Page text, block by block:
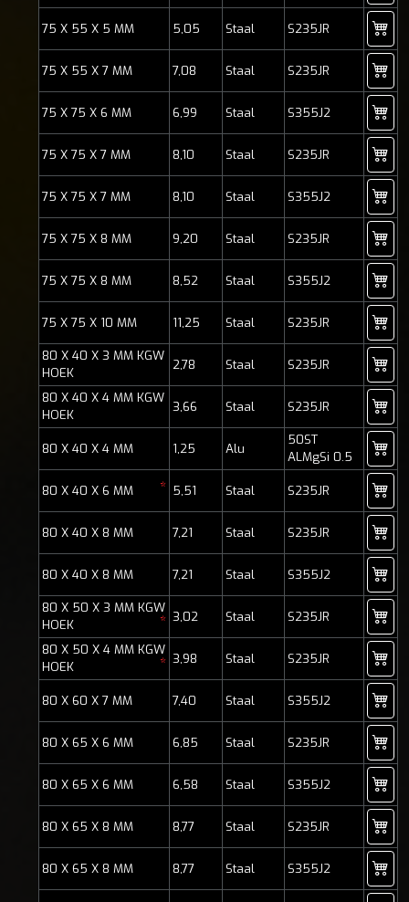
75 X 55 X 5 MM 5,05 Staal S235JR
75 X 55 X 7 MM 7,08 Staal S235JR
75 X 75 X 6 MM 6,99 Staal S355J2
75 X 75 X 7 MM 8,10 Staal S235JR
75 X 75 X 7 MM 8,10 Staal S355J2
75 X 75 X 8 MM 9,20 Staal S235JR
75 X 75 X 8 MM 8,52 Staal S355J2
75 X 75 X 10 MM 11,25 Staal S235JR
80 X 40 X 3 MM KGW
HOEK
2,78 Staal S235JR
80 X 40 X 4 MM KGW
HOEK
3,66 Staal S235JR
80 X 40 X 4 MM 1,25 Alu
50ST
ALMgSi 0.5
80 X 40 X 6 MM * 5,51 Staal S235JR
80 X 40 X 8 MM 7,21 Staal S235JR
80 X 40 X 8 MM 7,21 Staal S355J2
80 X 50 X 3 MM KGW
HOEK
* 3,02 Staal S235JR
80 X 50 X 4 MM KGW
HOEK
* 3,98 Staal S235JR
80 X 60 X 7 MM 7,40 Staal S355J2
80 X 65 X 6 MM 6,85 Staal S235JR
80 X 65 X 6 MM 6,58 Staal S355J2
80 X 65 X 8 MM 8,77 Staal S235JR
80 X 65 X 8 MM 8,77 Staal S355J2